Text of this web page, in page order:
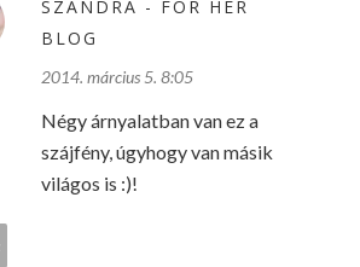
SZANDRA - FOR HER
BLOG
2014. március 5. 8:05
Négy árnyalatban van ez a
szájfény, úgyhogy van másik
világos is :)!